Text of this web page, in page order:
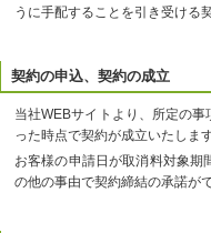
うに手配することを引き受ける
契約の申込、契約の成立
当社WEBサイトより、所定の
った時点で契約が成立いたしま
お客様の申請日が取消料対象期
の他の事由で契約締結の承諾が